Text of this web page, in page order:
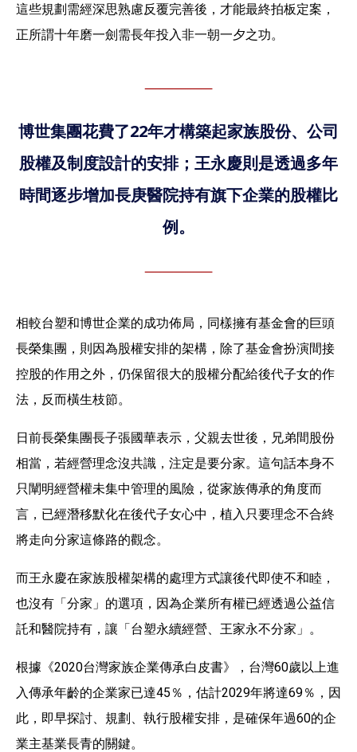
這些規劃需經深思熟慮反覆完善後，才能最終拍板定案，
正所謂十年磨一劍需長年投入非一朝一夕之功。
博世集團花費了22年才構築起家族股份、公司
股權及制度設計的安排；王永慶則是透過多年
時間逐步增加長庚醫院持有旗下企業的股權比
例。
相較台塑和博世企業的成功佈局，同樣擁有基金會的巨頭
長榮集團，則因為股權安排的架構，除了基金會扮演間接
控股的作用之外，仍保留很大的股權分配給後代子女的作
法，反而橫生枝節。
日前長榮集團長子張國華表示，父親去世後，兄弟間股份
相當，若經營理念沒共識，注定是要分家。這句話本身不
只闡明經營權未集中管理的風險，從家族傳承的角度而
言，已經潛移默化在後代子女心中，植入只要理念不合終
將走向分家這條路的觀念。
而王永慶在家族股權架構的處理方式讓後代即使不和睦，
也沒有「分家」的選項，因為企業所有權已經透過公益信
託和醫院持有，讓「台塑永續經營、王家永不分家」。
根據《2020台灣家族企業傳承白皮書》，台灣60歲以上進
入傳承年齡的企業家已達45％，估計2029年將達69％，因
此，即早探討、規劃、執行股權安排，是確保年過60的企
業主基業長青的關鍵。